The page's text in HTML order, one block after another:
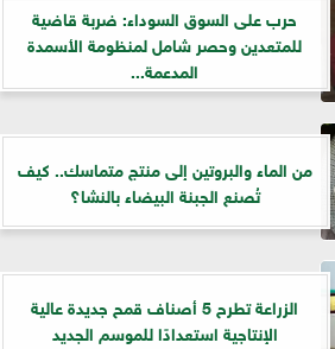
حرب على السوق السوداء: ضربة قاضية
للمتعدين وحصر شامل لمنظومة الأسمدة
المدعمة...
من الماء والبروتين إلى منتج متماسك.. كيف
تُصنع الجبنة البيضاء بالنشا؟
الزراعة تطرح 5 أصناف قمح جديدة عالية
الإنتاجية استعدادًا للموسم الجديد